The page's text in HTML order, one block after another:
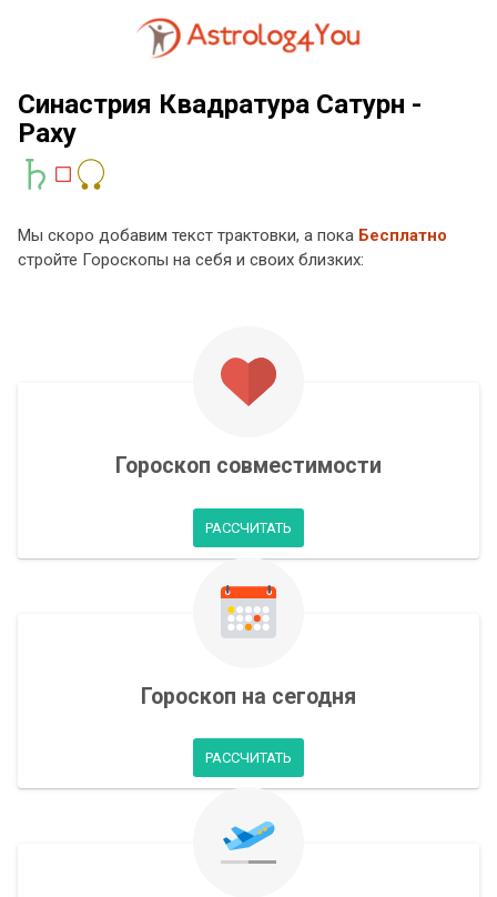
Синастрия Квадратура Сатурн -
Раху
Мы скоро добавим текст трактовки, а пока Бесплатно
стройте Гороскопы на себя и своих близких:
Гороскоп совместимости
РАССЧИТАТЬ
Гороскоп на сегодня
РАССЧИТАТЬ